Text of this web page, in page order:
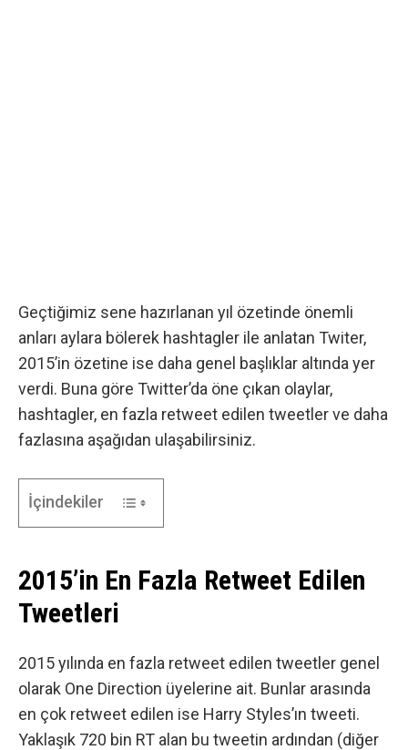
Geçtiğimiz sene hazırlanan yıl özetinde önemli
anları aylara bölerek hashtagler ile anlatan Twiter,
2015’in özetine ise daha genel başlıklar altında yer
verdi. Buna göre Twitter’da öne çıkan olaylar,
hashtagler, en fazla retweet edilen tweetler ve daha
fazlasına aşağıdan ulaşabilirsiniz.
İçindekiler
2015’in En Fazla Retweet Edilen
Tweetleri
2015 yılında en fazla retweet edilen tweetler genel
olarak One Direction üyelerine ait. Bunlar arasında
en çok retweet edilen ise Harry Styles’ın tweeti.
Yaklaşık 720 bin RT alan bu tweetin ardından (diğer